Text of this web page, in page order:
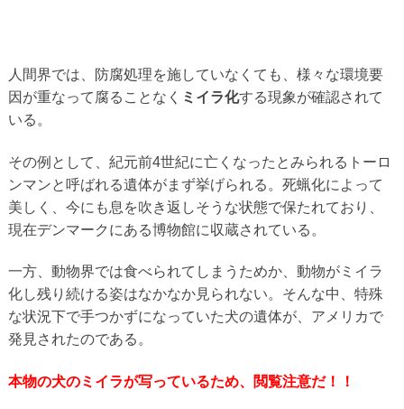
人間界では、防腐処理を施していなくても、様々な環境要
因が重なって腐ることなく ミイラ化する現象が確認されて
いる。
その例として、紀元前4世紀に亡くなったとみられるトーロ
ンマンと呼ばれる遺体がまず挙げられる。死蝋化によって
美しく、今にも息を吹き返しそうな状態で保たれており、
現在デンマークにある博物館に収蔵されている。
一方、動物界では食べられてしまうためか、動物がミイラ
化し残り続ける姿はなかなか見られない。そんな中、特殊
な状況下で手つかずになっていた犬の遺体が、アメリカで
発見されたのである。
本物の犬のミイラが写っているため、閲覧注意だ！！